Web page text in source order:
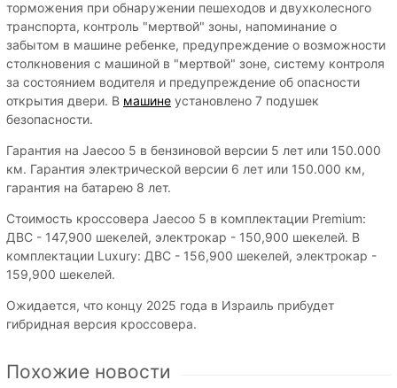
торможения при обнаружении пешеходов и двухколесного
транспорта, контроль "мертвой" зоны, напоминание о
забытом в машине ребенке, предупреждение о возможности
столкновения с машиной в "мертвой" зоне, систему контроля
за состоянием водителя и предупреждение об опасности
открытия двери. В машине установлено 7 подушек
безопасности.
Гарантия на Jaecoo 5 в бензиновой версии 5 лет или 150.000
км. Гарантия электрической версии 6 лет или 150.000 км,
гарантия на батарею 8 лет.
Стоимость кроссовера Jaecoo 5 в комплектации Premium:
ДВС - 147,900 шекелей, электрокар - 150,900 шекелей. В
комплектации Luxury: ДВС - 156,900 шекелей, электрокар -
159,900 шекелей.
Ожидается, что концу 2025 года в Израиль прибудет
гибридная версия кроссовера.
Похожие новости